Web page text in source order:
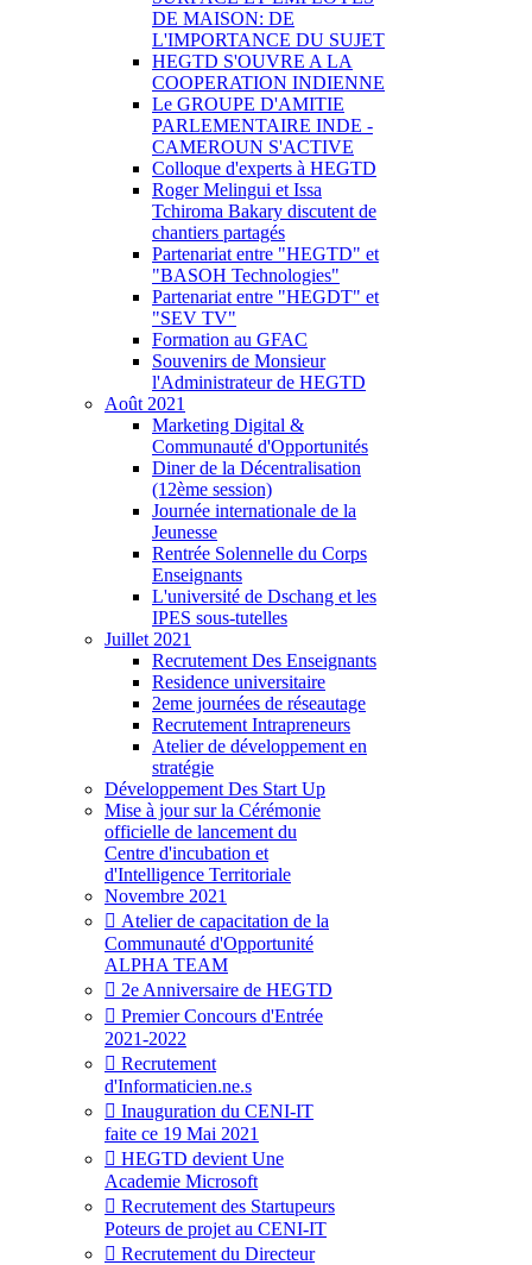
DE MAISON: DE
L'IMPORTANCE DU SUJET
HEGTD S'OUVRE A LA
COOPERATION INDIENNE
Le GROUPE D'AMITIE
PARLEMENTAIRE INDE -
CAMEROUN S'ACTIVE
Colloque d'experts à HEGTD
Roger Melingui et Issa
Tchiroma Bakary discutent de
chantiers partagés
Partenariat entre "HEGTD" et
"BASOH Technologies"
Partenariat entre "HEGDT" et
"SEV TV"
Formation au GFAC
Souvenirs de Monsieur
l'Administrateur de HEGTD
Août 2021
Marketing Digital &
Communauté d'Opportunités
Diner de la Décentralisation
(12ème session)
Journée internationale de la
Jeunesse
Rentrée Solennelle du Corps
Enseignants
L'université de Dschang et les
IPES sous-tutelles
Juillet 2021
Recrutement Des Enseignants
Residence universitaire
2eme journées de réseautage
Recrutement Intrapreneurs
Atelier de développement en
stratégie
Développement Des Start Up
Mise à jour sur la Cérémonie
officielle de lancement du
Centre d'incubation et
d'Intelligence Territoriale
Novembre 2021
Atelier de capacitation de la
Communauté d'Opportunité
ALPHA TEAM
2e Anniversaire de HEGTD
Premier Concours d'Entrée
2021-2022
Recrutement
d'Informaticien.ne.s
Inauguration du CENI-IT
faite ce 19 Mai 2021
HEGTD devient Une
Academie Microsoft
Recrutement des Startupeurs
Poteurs de projet au CENI-IT
Recrutement du Directeur